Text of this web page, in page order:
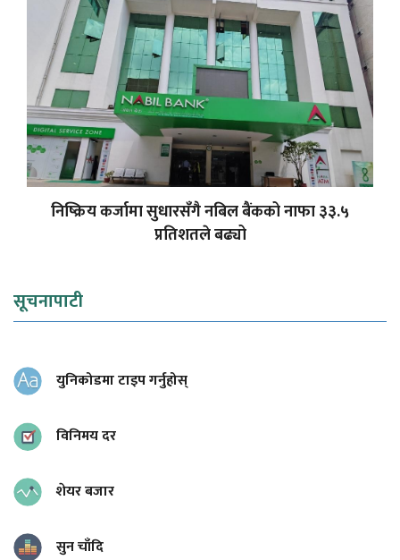
निष्क्रिय कर्जामा सुधारसँगै नबिल बैंकको नाफा ३३.५
प्रतिशतले बढ्यो
सूचनापाटी
युनिकोडमा टाइप गर्नुहोस्
विनिमय दर
शेयर बजार
सुन चाँदि